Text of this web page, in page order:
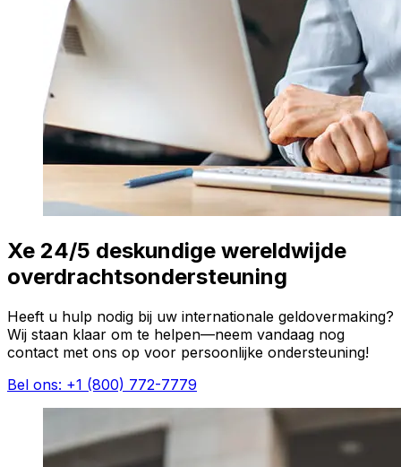
Xe 24/5 deskundige wereldwijde
overdrachtsondersteuning
Heeft u hulp nodig bij uw internationale geldovermaking?
Wij staan klaar om te helpen—neem vandaag nog
contact met ons op voor persoonlijke ondersteuning!
Bel ons: +1 (800) 772-7779